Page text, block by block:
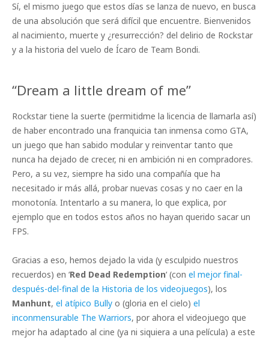
Sí, el mismo juego que estos días se lanza de nuevo, en busca
de una absolución que será difícil que encuentre. Bienvenidos
al nacimiento, muerte y ¿resurrección? del delirio de Rockstar
y a la historia del vuelo de Ícaro de Team Bondi.
“Dream a little dream of me”
Rockstar tiene la suerte (permitidme la licencia de llamarla así)
de haber encontrado una franquicia tan inmensa como GTA,
un juego que han sabido modular y reinventar tanto que
nunca ha dejado de crecer, ni en ambición ni en compradores.
Pero, a su vez, siempre ha sido una compañía que ha
necesitado ir más allá, probar nuevas cosas y no caer en la
monotonía. Intentarlo a su manera, lo que explica, por
ejemplo que en todos estos años no hayan querido sacar un
FPS.
Gracias a eso, hemos dejado la vida (y esculpido nuestros
recuerdos) en ‘Red Dead Redemption‘ (con el mejor final-
después-del-final de la Historia de los videojuegos), los
Manhunt, el atípico Bully o (gloria en el cielo) el
inconmensurable The Warriors, por ahora el videojuego que
mejor ha adaptado al cine (ya ni siquiera a una película) a este